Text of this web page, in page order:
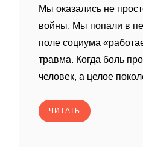
Мы оказались не
войны. Мы попали в
поле социума
травма. Когда боль
человек, а целое
ЧИТАТЬ